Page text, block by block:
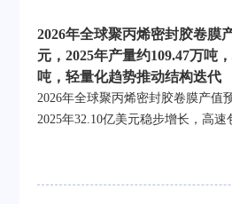
2026年全球聚丙烯密封胶卷膜
元，2025年产量约109.47万吨
吨，轻量化趋势推动结构迭代
2026年全球聚丙烯密封胶卷膜产值
2025年32.10亿美元稳步增长，高